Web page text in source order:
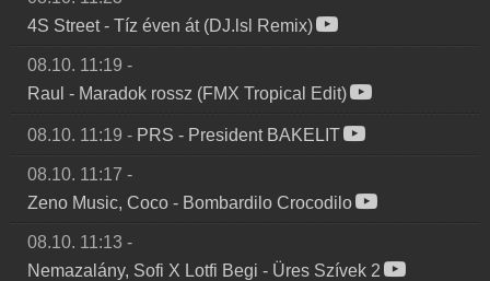
4S Street- Tíz éven át (DJ.lsl Remix)
08.10. 11:19 -
Raul - Maradok rossz (FMX Tropical Edit)
08.10. 11:19 - PRS - President BAKELIT
08.10. 11:17 -
Zeno Music, Coco - Bombardilo Crocodilo
08.10. 11:13 -
Nemazalány, Sofi X Lotfi Begi - Üres Szívek 2